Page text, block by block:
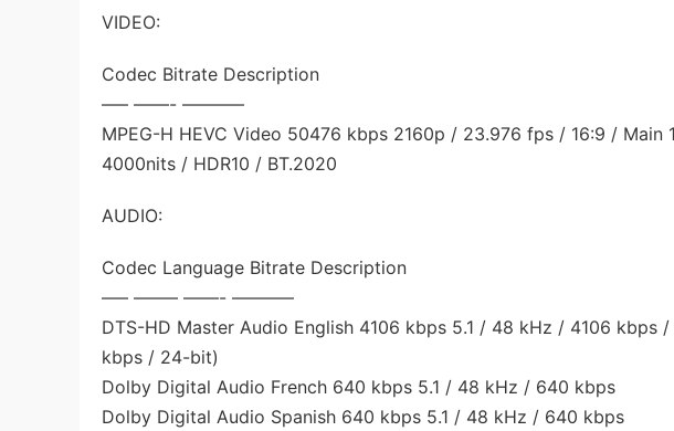
VIDEO:
Codec Bitrate Description
—– ——- ———–
MPEG-H HEVC Video 50476 kbps 2160p / 23.976 fps / 16:9 / Main
4000nits / HDR10 / BT.2020
AUDIO:
Codec Language Bitrate Description
—– ——– ——- ———–
DTS-HD Master Audio English 4106 kbps 5.1 / 48 kHz / 4106 kbps
kbps / 24-bit)
Dolby Digital Audio French 640 kbps 5.1 / 48 kHz / 640 kbps
Dolby Digital Audio Spanish 640 kbps 5.1 / 48 kHz / 640 kbps